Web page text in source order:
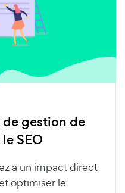
gestion de
SEO
a un impact direct
optimiser le